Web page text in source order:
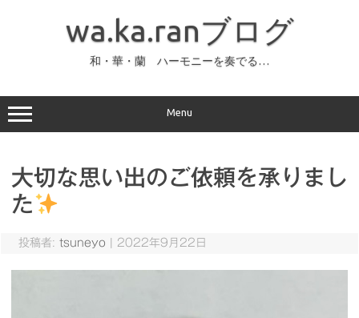
ッ
プ
wa.ka.ranブログ
和・華・蘭 ハーモニーを奏でる…
Menu
大切な思い出のご依頼を承りまし
た
投稿者: tsuneyo 2022年9月22日